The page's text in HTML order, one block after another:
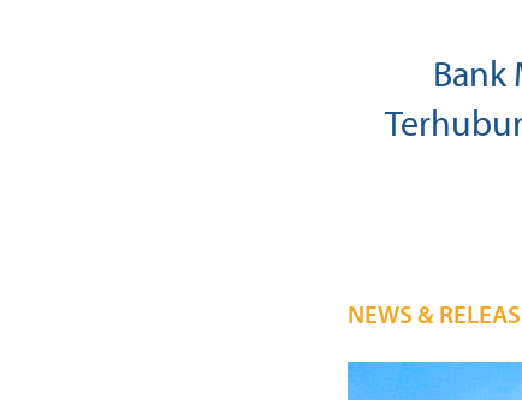
Bank
NEWS &